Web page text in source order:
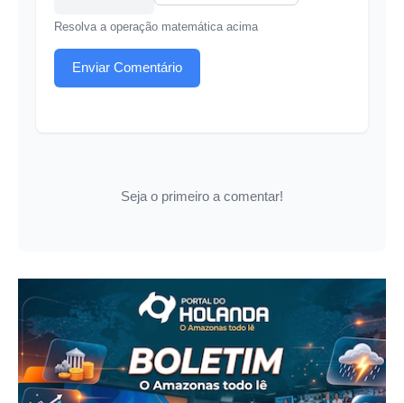
Resolva a operação matemática acima
Enviar Comentário
Seja o primeiro a comentar!